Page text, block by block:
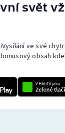
svět
ve své
obsah